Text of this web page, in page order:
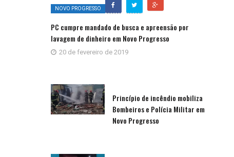
NOVO PROGRESSO
PC cumpre mandado de busca e apreensão por
lavagem de dinheiro em Novo Progresso
20 de fevereiro de 2019
Princípio de incêndio mobiliza
Bombeiros e Polícia Militar em
Novo Progresso